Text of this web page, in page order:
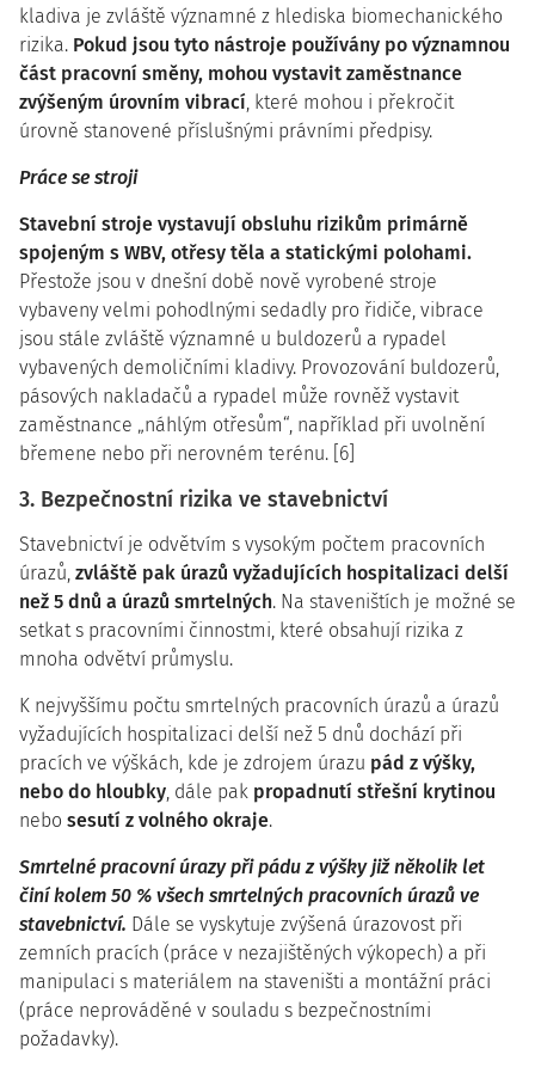
kladiva je zvláště významné z hlediska biomechanického
rizika. Pokud jsou tyto nástroje používány po významnou
část pracovní směny, mohou vystavit zaměstnance
zvýšeným úrovním vibrací, které mohou i překročit
úrovně stanovené příslušnými právními předpisy.
Práce se stroji
Stavební stroje vystavují obsluhu rizikům primárně
spojeným s WBV, otřesy těla a statickými polohami.
Přestože jsou v dnešní době nově vyrobené stroje
vybaveny velmi pohodlnými sedadly pro řidiče, vibrace
jsou stále zvláště významné u buldozerů a rypadel
vybavených demoličními kladivy. Provozování buldozerů,
pásových nakladačů a rypadel může rovněž vystavit
zaměstnance „náhlým otřesům“, například při uvolnění
břemene nebo při nerovném terénu. [6]
3. Bezpečnostní rizika ve stavebnictví
Stavebnictví je odvětvím s vysokým počtem pracovních
úrazů, zvláště pak úrazů vyžadujících hospitalizaci delší
než 5 dnů a úrazů smrtelných. Na staveništích je možné se
setkat s pracovními činnostmi, které obsahují rizika z
mnoha odvětví průmyslu.
K nejvyššímu počtu smrtelných pracovních úrazů a úrazů
vyžadujících hospitalizaci delší než 5 dnů dochází při
pracích ve výškách, kde je zdrojem úrazu pád z výšky,
nebo do hloubky, dále pak propadnutí střešní krytinou
nebo sesutí z volného okraje.
Smrtelné pracovní úrazy při pádu z výšky již několik let
činí kolem 50 % všech smrtelných pracovních úrazů ve
stavebnictví. Dále se vyskytuje zvýšená úrazovost při
zemních pracích (práce v nezajištěných výkopech) a při
manipulaci s materiálem na staveništi a montážní práci
(práce neprováděné v souladu s bezpečnostními
požadavky).